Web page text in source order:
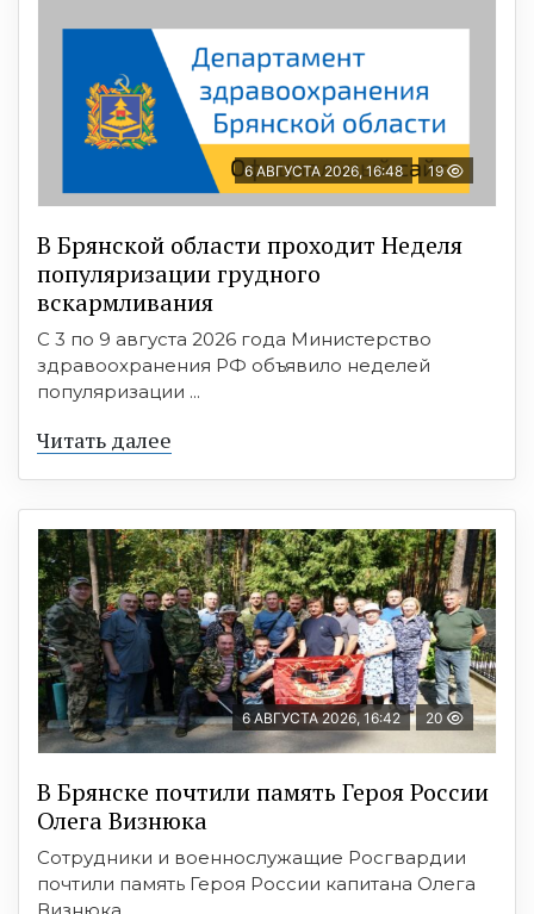
6 АВГУСТА 2026, 16:48 19
В Брянской области проходит Неделя
популяризации грудного
вскармливания
С 3 по 9 августа 2026 года Министерство
здравоохранения РФ объявило неделей
популяризации ...
Читать далее
6 АВГУСТА 2026, 16:42 20
В Брянске почтили память Героя России
Олега Визнюка
Сотрудники и военнослужащие Росгвардии
почтили память Героя России капитана Олега